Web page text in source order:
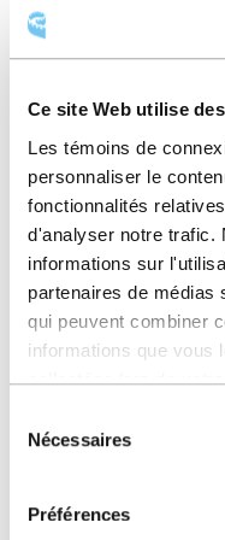
Ce site Web utilise
Les témoins de
personnaliser le
fonctionnalités
d'analyser notre trafic.
informations sur
partenaires de médias
qui peuvent combiner
informations que vous
collectées lors de
Nécessaires
Préférences
La Société pourra ainsi
nouveaux membres
de :
M. Ian Gailer,
M. Jean-Sébastien